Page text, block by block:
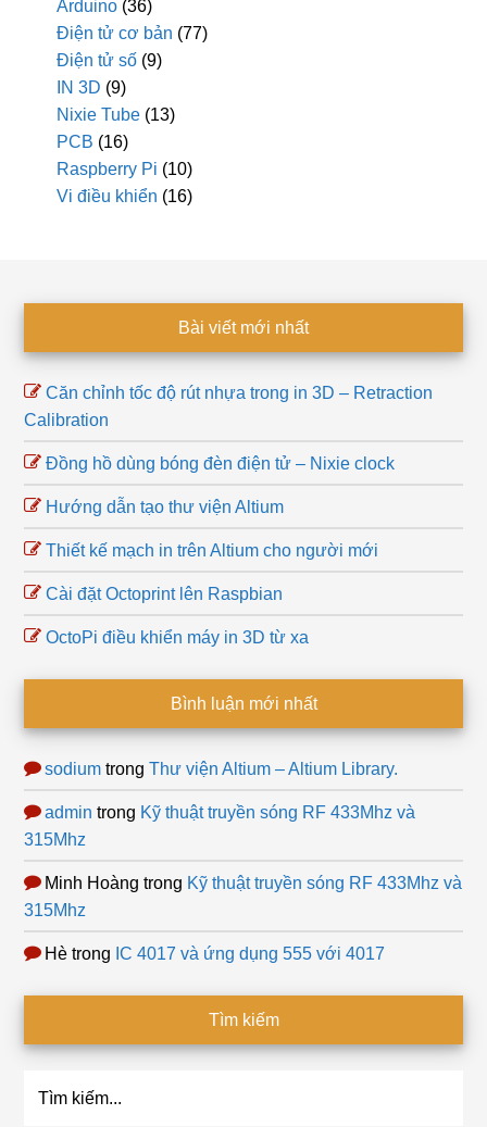
Arduino (36)
Điện tử cơ bản (77)
Điện tử số (9)
IN 3D (9)
Nixie Tube (13)
PCB (16)
Raspberry Pi (10)
Vi điều khiển (16)
Bài viết mới nhất
Căn chỉnh tốc độ rút nhựa trong in 3D – Retraction
Calibration
Đồng hồ dùng bóng đèn điện tử – Nixie clock
Hướng dẫn tạo thư viện Altium
Thiết kế mạch in trên Altium cho người mới
Cài đặt Octoprint lên Raspbian
OctoPi điều khiển máy in 3D từ xa
Bình luận mới nhất
sodium trongThư viện Altium – Altium Library.
admin trong Kỹ thuật truyền sóng RF 433Mhz và
315Mhz
Minh Hoàng trong Kỹ thuật truyền sóng RF 433Mhz và
315Mhz
Hè trong IC 4017 và ứng dụng 555 với 4017
Tìm kiếm